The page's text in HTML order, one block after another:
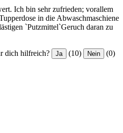
Ich bin sehr zufrieden; vorallem
in die Abwaschmaschiene
`Putzmittel`Geruch daran zu
dich hilfreich? Ja (10) Nein (0)